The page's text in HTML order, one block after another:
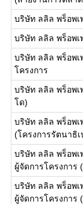
บริษัท ลลิล พร็อพ
บริษัท ลลิล พร็อพ
บริษัท ลลิล พร็อพ
โครงการ
บริษัท ลลิล พร็อพ
โด)
บริษัท ลลิล พร็อพ
(โครงการรัตนาธิ
บริษัท ลลิล พร็อพ
ผู้จัดการโครงการ
บริษัท ลลิล พร็อพ
ผู้จัดการโครงการ